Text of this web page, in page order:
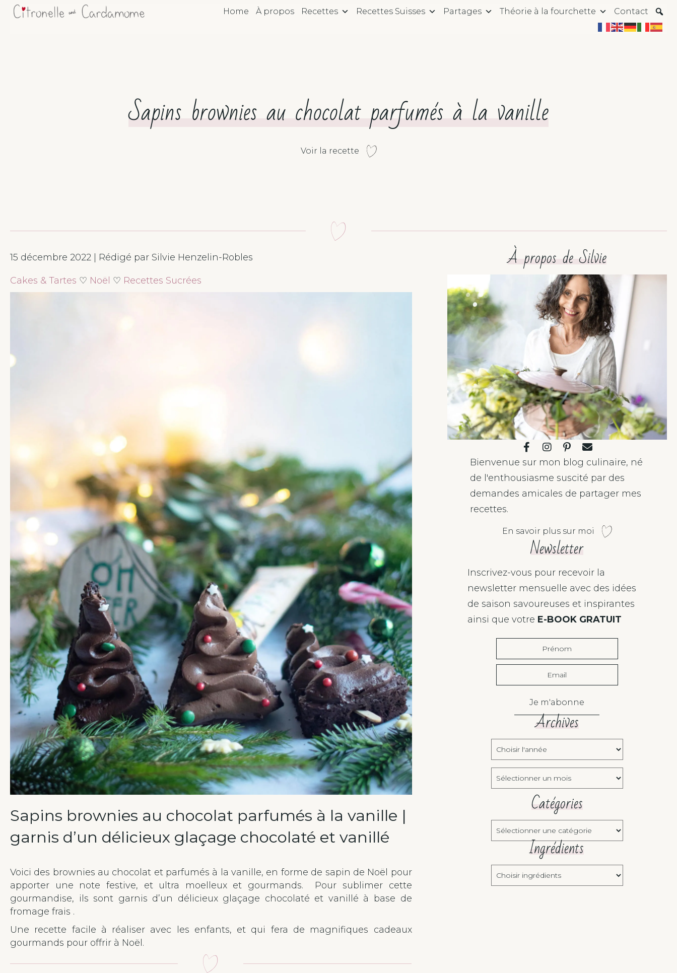
Home À propos Recettes Recettes Suisses Partages Théorie à la fourchette Contact
Sapins brownies au chocolat parfumés à la vanille
Voir la recette
15 décembre 2022 | Rédigé par Silvie Henzelin-Robles
Cakes & Tartes ♡ Noël ♡ Recettes Sucrées
Sapins brownies au chocolat parfumés à la vanille |
garnis d’un délicieux glaçage chocolaté et vanillé
Voici des brownies au chocolat et parfumés à la vanille, en forme de sapin de Noël pour
apporter une note festive, et ultra moelleux et gourmands. Pour sublimer cette
gourmandise, ils sont garnis d’un délicieux glaçage chocolaté et vanillé à base de
fromage frais .
Une recette facile à réaliser avec les enfants, et qui fera de magnifiques cadeaux
gourmands pour offrir à Noël.
À propos de Silvie
Bienvenue sur mon blog culinaire, né
de l'enthousiasme suscité par des
demandes amicales de partager mes
recettes.
En savoir plus sur moi
Newsletter
Inscrivez-vous pour recevoir la
newsletter mensuelle avec des idées
de saison savoureuses et inspirantes
ainsi que votre E-BOOK GRATUIT
Je m'abonne
Archives
Choisir
l'année:
Archives
Catégories
Catégories
Ingrédients
Choisir
ingrédients